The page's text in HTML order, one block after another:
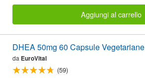
Aggiungi al carrello
DHEA 50mg 60 Capsule Vegetariane
da EuroVital
(59)